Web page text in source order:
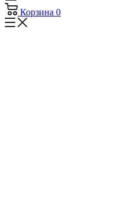
Корзина 0